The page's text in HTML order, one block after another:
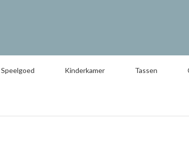
Speelgoed Kinderkamer Tassen